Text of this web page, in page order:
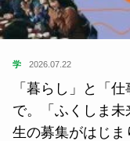
学 2026.07.22
「暮らし」と「
で。「ふくしま
生の募集がはじま